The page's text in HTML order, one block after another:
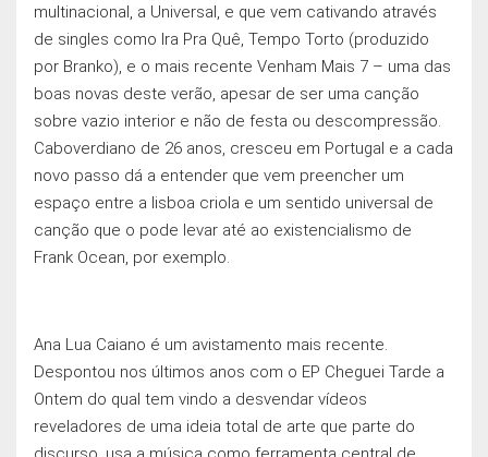
multinacional, a Universal, e que vem cativando através
de singles como Ira Pra Quê, Tempo Torto (produzido
por Branko), e o mais recente Venham Mais 7 – uma das
boas novas deste verão, apesar de ser uma canção
sobre vazio interior e não de festa ou descompressão.
Caboverdiano de 26 anos, cresceu em Portugal e a cada
novo passo dá a entender que vem preencher um
espaço entre a lisboa criola e um sentido universal de
canção que o pode levar até ao existencialismo de
Frank Ocean, por exemplo.
Ana Lua Caiano é um avistamento mais recente.
Despontou nos últimos anos com o EP Cheguei Tarde a
Ontem do qual tem vindo a desvendar vídeos
reveladores de uma ideia total de arte que parte do